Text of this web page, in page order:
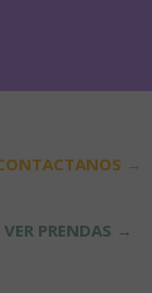
→
VER PRENDAS →